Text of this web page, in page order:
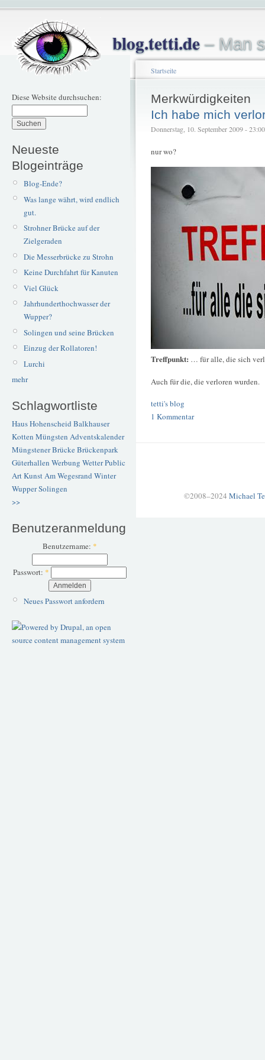
blog.tetti.de– Man
Diese Website durchsuchen:
Neueste
Blogeinträge
Blog-Ende?
Was lange währt, wird endlich
gut.
Strohner Brücke auf der
Zielgeraden
Die Messerbrücke zu Strohn
Keine Durchfahrt für Kanuten
Viel Glück
Jahrhunderthochwasser der
Wupper?
Solingen und seine Brücken
Einzug der Rollatoren!
Lurchi
mehr
Schlagwortliste
Haus Hohenscheid Balkhauser
Kotten Müngsten Adventskalender
Müngstener BrückeBrückenpark
Güterhallen Werbung WetterPublic
ArtKunstAm Wegesrand Winter
WupperSolingen
>>
Benutzeranmeldung
Benutzername: *
Passwort: *
Neues Passwort anfordern
Startseite
Merkwürdigkeiten
Ich habe mich
Donnerstag, 10. September 2009 -
nur wo?
Treffpunkt: … für alle, die sich
Auch für die, die verloren wurden.
tetti's blog
1 Kommentar
©2008–2024 Michael